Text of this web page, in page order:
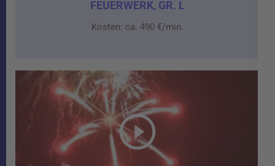
FEUERWERK, GR. L
Kosten: ca. 490 €/min.